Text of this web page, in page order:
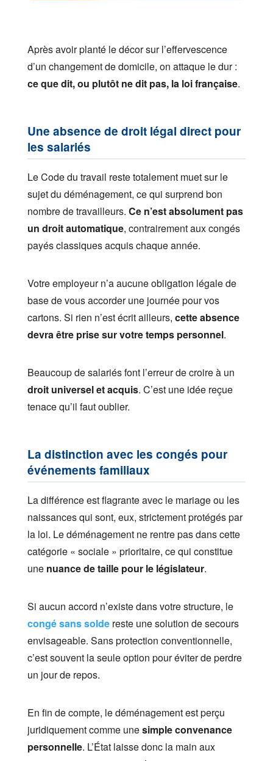
Après avoir planté le décor sur l’effervescence
d’un changement de domicile, on attaque le dur :
ce que dit, ou plutôt ne dit pas, la loi française.
Une absence de droit légal direct pour
les salariés
Le Code du travail reste totalement muet sur le
sujet du déménagement, ce qui surprend bon
nombre de travailleurs. Ce n’est absolument pas
un droit automatique, contrairement aux congés
payés classiques acquis chaque année.
Votre employeur n’a aucune obligation légale de
base de vous accorder une journée pour vos
cartons. Si rien n’est écrit ailleurs, cette absence
devra être prise sur votre temps personnel.
Beaucoup de salariés font l’erreur de croire à un
droit universel et acquis. C’est une idée reçue
tenace qu’il faut oublier.
La distinction avec les congés pour
événements familiaux
La différence est flagrante avec le mariage ou les
naissances qui sont, eux, strictement protégés par
la loi. Le déménagement ne rentre pas dans cette
catégorie « sociale » prioritaire, ce qui constitue
une nuance de taille pour le législateur.
Si aucun accord n’existe dans votre structure, le
congé sans soldereste une solution de secours
envisageable. Sans protection conventionnelle,
c’est souvent la seule option pour éviter de perdre
un jour de repos.
En fin de compte, le déménagement est perçu
juridiquement comme unesimple convenance
personnelle. L’État laisse donc la main aux